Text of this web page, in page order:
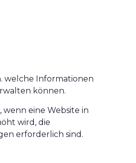
welche Informationen
können.
eine Website in
wird, die
erforderlich sind.